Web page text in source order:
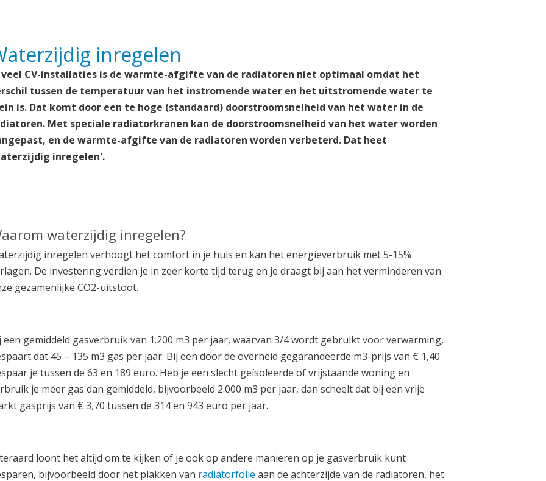
inregelen
veel CV-installaties is de warmte-afgifte van de radiatoren niet optimaal omdat het
tussen de temperatuur van het instromende water en het uitstromende water te
is. Dat komt door een te hoge (standaard) doorstroomsnelheid van het water in de
Met speciale radiatorkranen kan de doorstroomsnelheid van het water worden
en de warmte-afgifte van de radiatoren worden verbeterd. Dat heet
inregelen'.
waterzijdig inregelen?
inregelen verhoogt het comfort in je huis en kan het energieverbruik met 5-15%
De investering verdien je in zeer korte tijd terug en je draagt bij aan het verminderen van
gezamenlijke CO2-uitstoot.
een gemiddeld gasverbruik van 1.200 m3 per jaar, waarvan 3/4 wordt gebruikt voor verwarming,
dat 45 – 135 m3 gas per jaar. Bij een door de overheid gegarandeerde m3-prijs van € 1,40
je tussen de 63 en 189 euro. Heb je een slecht geïsoleerde of vrijstaande woning en
je meer gas dan gemiddeld, bijvoorbeeld 2.000 m3 per jaar, dan scheelt dat bij een vrije
gasprijs van € 3,70 tussen de 314 en 943 euro per jaar.
loont het altijd om te kijken of je ook op andere manieren op je gasverbruik kunt
bijvoorbeeld door het plakken van radiatorfolie aan de achterzijde van de radiatoren, het